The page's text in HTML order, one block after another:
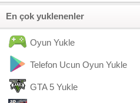
En çok yuklenenler
Oyun Yukle
Telefon Ucun Oyun Yukle
GTA 5 Yukle